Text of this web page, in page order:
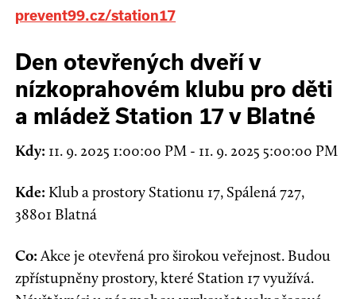
prevent99.cz/station17
Den otevřených dveří v
nízkoprahovém klubu pro děti
a mládež Station 17 v Blatné
Kdy: 11. 9. 2025 1:00:00 PM - 11. 9. 2025 5:00:00 PM
Kde: Klub a prostory Stationu 17, Spálená 727,
38801 Blatná
Co:Akce je otevřená pro širokou veřejnost. Budou
zpřístupněny prostory, které Station 17 využívá.